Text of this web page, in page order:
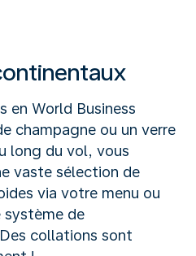
en World Business
champagne ou un verre
long du vol, vous
vaste sélection de
via votre menu ou
système de
collations sont